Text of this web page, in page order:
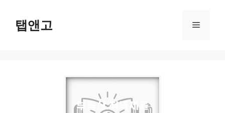
탭앤고 메